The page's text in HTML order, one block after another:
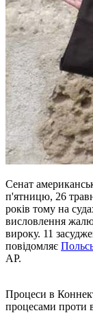
Сенат
п'ятницю, 26
років тому на
висловлення
вироку. 11
повідомляє
AP.
Процеси в
процесами проти